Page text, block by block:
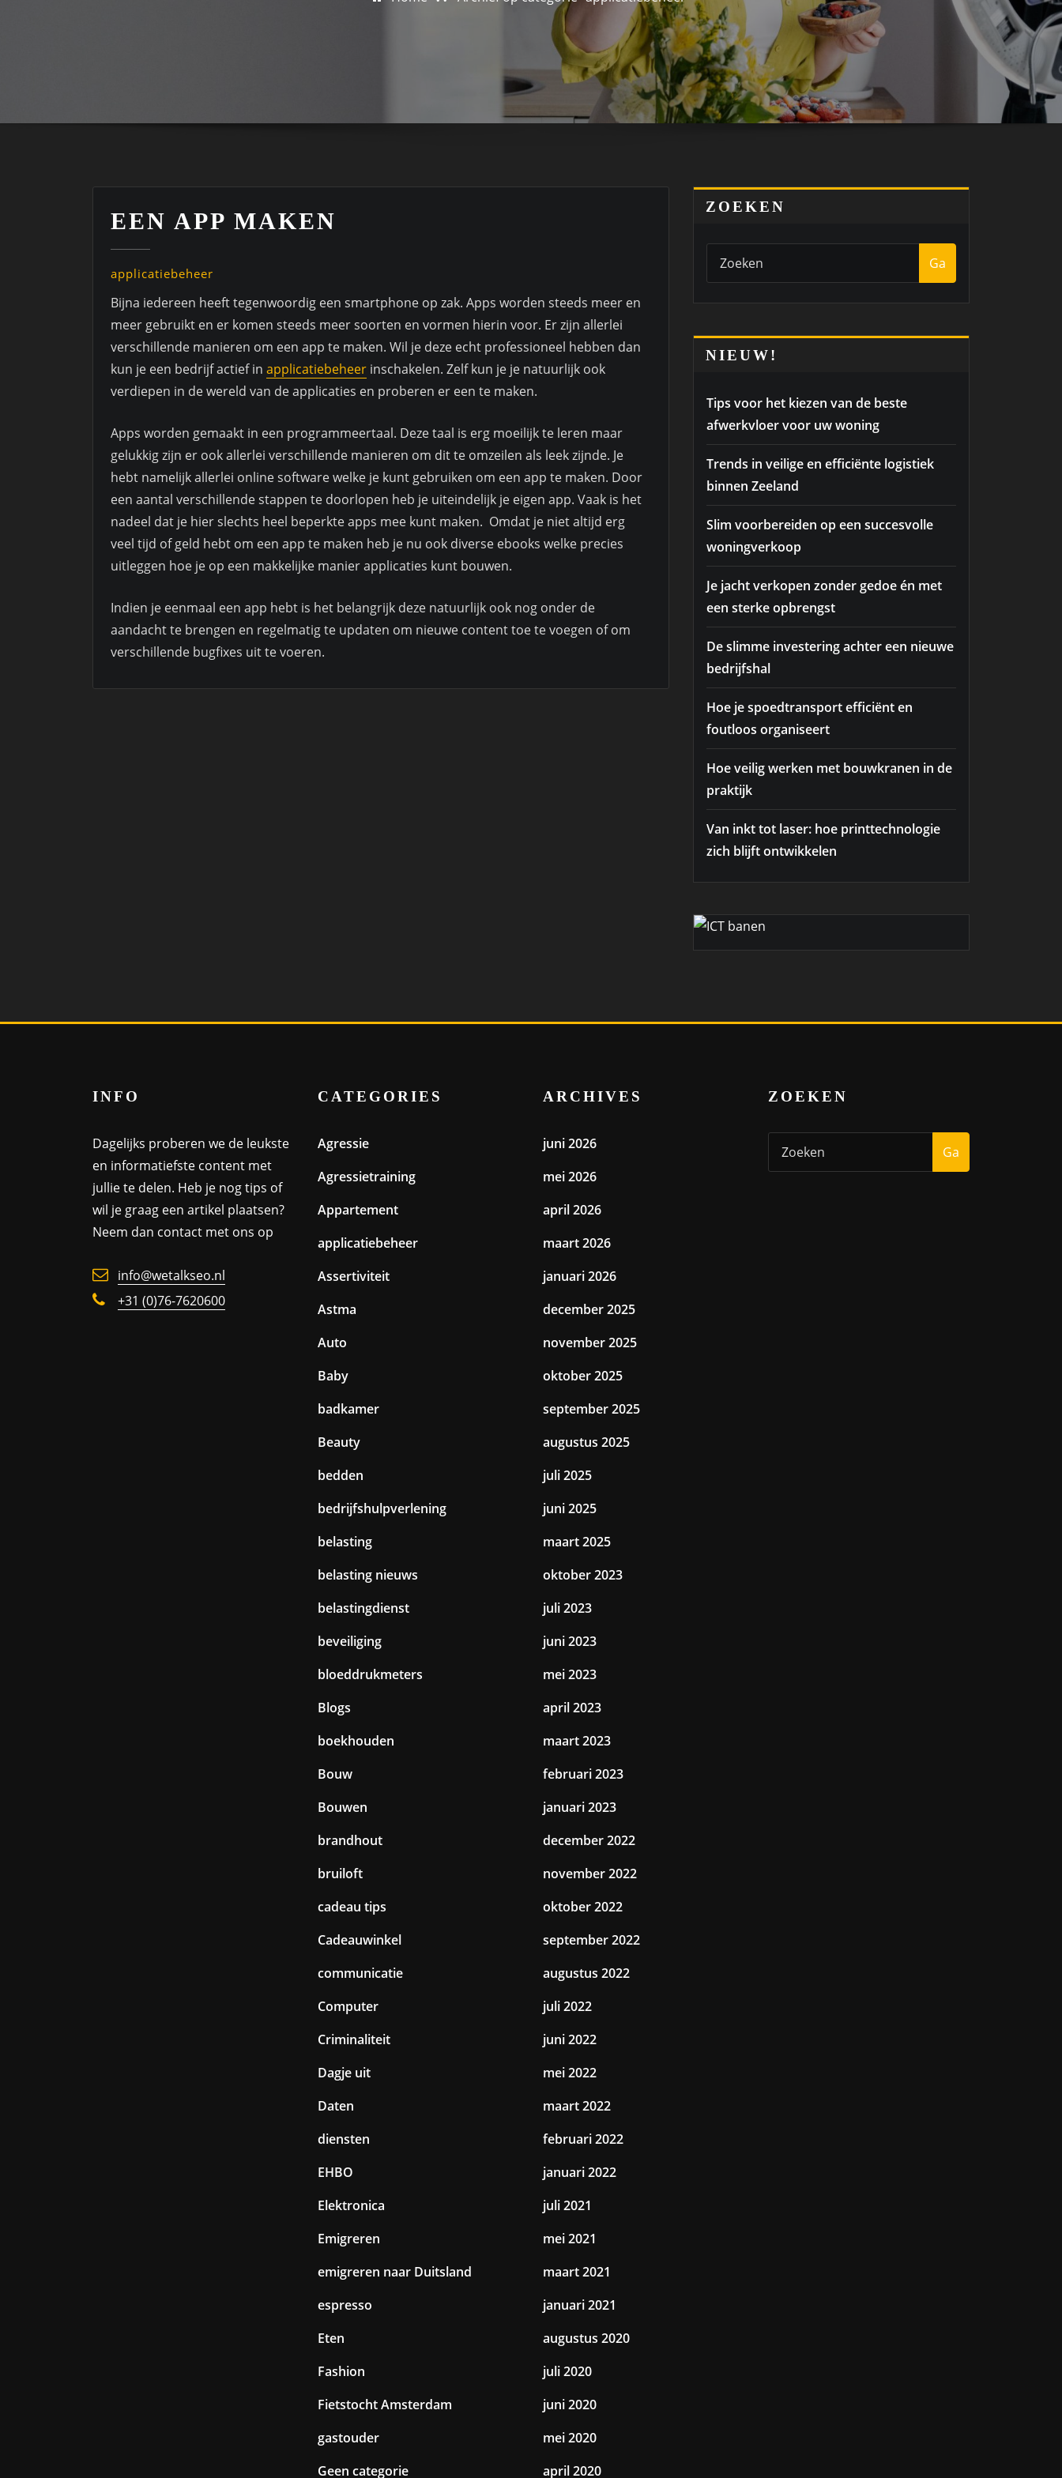
EEN APP MAKEN
applicatiebeheer
Bijna iedereen heeft tegenwoordig een smartphone op zak. Apps worden steeds meer en
meer gebruikt en er komen steeds meer soorten en vormen hierin voor. Er zijn allerlei
verschillende manieren om een app te maken. Wil je deze echt professioneel hebben dan
kun je een bedrijf actief in applicatiebeheer inschakelen. Zelf kun je je natuurlijk ook
verdiepen in de wereld van de applicaties en proberen er een te maken.
Apps worden gemaakt in een programmeertaal. Deze taal is erg moeilijk te leren maar
gelukkig zijn er ook allerlei verschillende manieren om dit te omzeilen als leek zijnde. Je
hebt namelijk allerlei online software welke je kunt gebruiken om een app te maken. Door
een aantal verschillende stappen te doorlopen heb je uiteindelijk je eigen app. Vaak is het
nadeel dat je hier slechts heel beperkte apps mee kunt maken. Omdat je niet altijd erg
veel tijd of geld hebt om een app te maken heb je nu ook diverse ebooks welke precies
uitleggen hoe je op een makkelijke manier applicaties kunt bouwen.
Indien je eenmaal een app hebt is het belangrijk deze natuurlijk ook nog onder de
aandacht te brengen en regelmatig te updaten om nieuwe content toe te voegen of om
verschillende bugfixes uit te voeren.
ZOEKEN
Ga
NIEUW!
Tips voor het kiezen van de beste
afwerkvloer voor uw woning
Trends in veilige en efficiënte logistiek
binnen Zeeland
Slim voorbereiden op een succesvolle
woningverkoop
Je jacht verkopen zonder gedoe én met
een sterke opbrengst
De slimme investering achter een nieuwe
bedrijfshal
Hoe je spoedtransport efficiënt en
foutloos organiseert
Hoe veilig werken met bouwkranen in de
praktijk
Van inkt tot laser: hoe printtechnologie
zich blijft ontwikkelen
INFO
Dagelijks proberen we de leukste
en informatiefste content met
jullie te delen. Heb je nog tips of
wil je graag een artikel plaatsen?
Neem dan contact met ons op
info@wetalkseo.nl
+31 (0)76-7620600
CATEGORIES
Agressie
Agressietraining
Appartement
applicatiebeheer
Assertiviteit
Astma
Auto
Baby
badkamer
Beauty
bedden
bedrijfshulpverlening
belasting
belasting nieuws
belastingdienst
beveiliging
bloeddrukmeters
Blogs
boekhouden
Bouw
Bouwen
brandhout
bruiloft
cadeau tips
Cadeauwinkel
communicatie
Computer
Criminaliteit
Dagje uit
Daten
diensten
EHBO
Elektronica
Emigreren
emigreren naar Duitsland
espresso
Eten
Fashion
Fietstocht Amsterdam
gastouder
Geen categorie
ARCHIVES
juni 2026
mei 2026
april 2026
maart 2026
januari 2026
december 2025
november 2025
oktober 2025
september 2025
augustus 2025
juli 2025
juni 2025
maart 2025
oktober 2023
juli 2023
juni 2023
mei 2023
april 2023
maart 2023
februari 2023
januari 2023
december 2022
november 2022
oktober 2022
september 2022
augustus 2022
juli 2022
juni 2022
mei 2022
maart 2022
februari 2022
januari 2022
juli 2021
mei 2021
maart 2021
januari 2021
augustus 2020
juli 2020
juni 2020
mei 2020
april 2020
ZOEKEN
Ga